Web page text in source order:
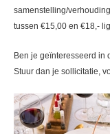
samenstelling/
tussen €15,00 en €18,-
Ben je geïnteresseerd in
Stuur dan je sollicitatie,